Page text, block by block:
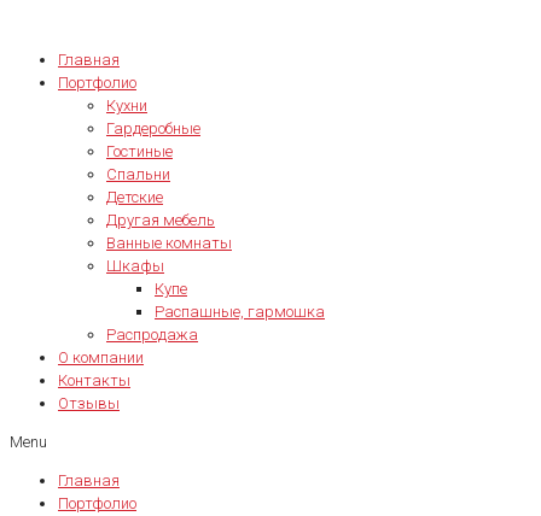
Главная
Портфолио
Кухни
Гардеробные
Гостиные
Спальни
Детские
Другая мебель
Ванные комнаты
Шкафы
Купе
Распашные, гармошка
Распродажа
О компании
Контакты
Отзывы
Menu
Главная
Портфолио